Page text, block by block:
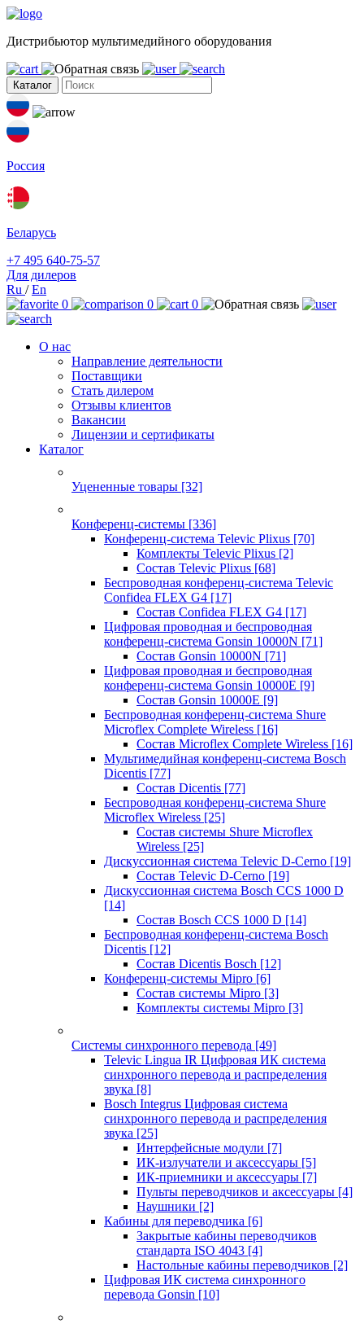
Дистрибьютор мультимедийного оборудования
Каталог
Россия
Беларусь
+7 495 640-75-57
Для дилеров
Ru /En
0
0 0
О нас
Направление деятельности
Поставщики
Стать дилером
Отзывы клиентов
Вакансии
Лицензии и сертификаты
Каталог
Уцененные товары [32]
Конференц-системы [336]
Конференц-система Televic Plixus [70]
Комплекты Televic Plixus [2]
Состав Televic Plixus [68]
Беспроводная конференц-система Televic
Confidea FLEX G4 [17]
Состав Confidea FLEX G4 [17]
Цифровая проводная и беспроводная
конференц-система Gonsin 10000N [71]
Состав Gonsin 10000N [71]
Цифровая проводная и беспроводная
конференц-система Gonsin 10000E [9]
Состав Gonsin 10000E [9]
Беспроводная конференц-система Shure
Microflex Complete Wireless [16]
Состав Microflex Complete Wireless [16]
Мультимедийная конференц-система Bosch
Dicentis [77]
Состав Dicentis [77]
Беспроводная конференц-система Shure
Microflex Wireless [25]
Состав системы Shure Microflex
Wireless [25]
Дискуссионная система Televic D-Cerno [19]
Состав Televic D-Cerno [19]
Дискуссионная система Bosch CCS 1000 D
[14]
Состав Bosch CCS 1000 D [14]
Беспроводная конференц-система Bosch
Dicentis [12]
Состав Dicentis Bosch [12]
Конференц-системы Mipro [6]
Состав системы Mipro [3]
Комплекты системы Mipro [3]
Системы синхронного перевода [49]
Televic Lingua IR Цифровая ИК система
синхронного перевода и распределения
звука [8]
Bosch Integrus Цифровая система
синхронного перевода и распределения
звука [25]
Интерфейсные модули [7]
ИК-излучатели и аксессуары [5]
ИК-приемники и аксессуары [7]
Пульты переводчиков и аксессуары [4]
Наушники [2]
Кабины для переводчика [6]
Закрытые кабины переводчиков
стандарта ISO 4043 [4]
Настольные кабины переводчиков [2]
Цифровая ИК система синхронного
перевода Gonsin [10]